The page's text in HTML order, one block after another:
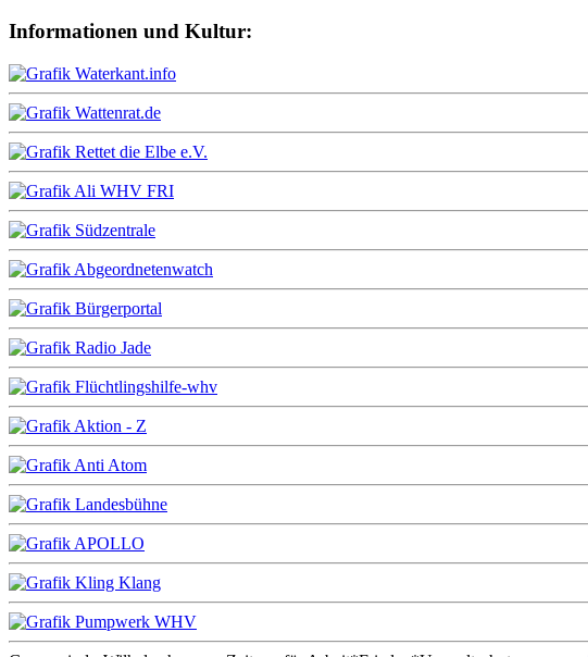
Informationen und Kultur: